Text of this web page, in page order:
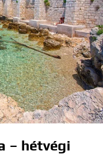
– hétvégi